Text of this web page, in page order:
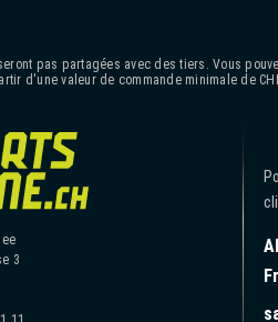
pas partagées avec des tiers. Vous
d'une valeur de commande minimale de
3